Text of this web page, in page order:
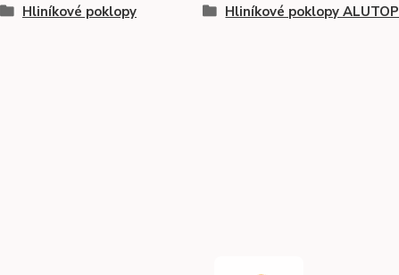
Hliníkové poklopy Hliníkové poklopy ALUTOP